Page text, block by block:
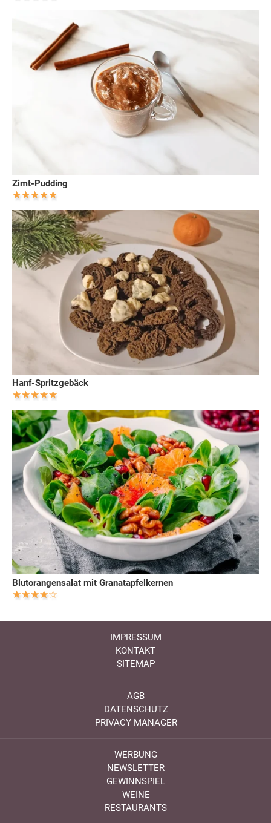
Zimt-Pudding
Hanf-Spritzgebäck
Blutorangensalat mit Granatapfelkernen
IMPRESSUM
KONTAKT
SITEMAP
AGB
DATENSCHUTZ
PRIVACY MANAGER
WERBUNG
NEWSLETTER
GEWINNSPIEL
WEINE
RESTAURANTS